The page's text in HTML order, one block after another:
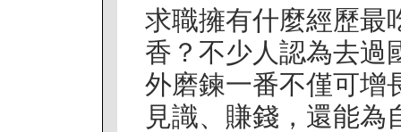
求職擁有什麼經歷最
香？不少人認為去過
外磨鍊一番不僅可增
見識、賺錢，還能為